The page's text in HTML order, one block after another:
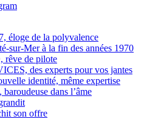
éloge de la polyvalence
sur-Mer à la fin des années 1970
de pilote
des experts pour vos jantes
identité, même expertise
dans l’âme
son offre